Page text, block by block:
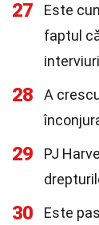
27
Este
faptul
28
A
29
PJ
30
Este